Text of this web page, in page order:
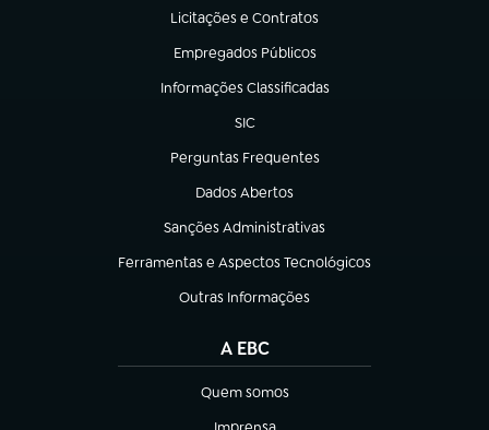
Licitações e Contratos
(abre em nova aba)
Empregados Públicos
(abre em nova aba)
Informações Classificadas
(abre em nova aba)
SIC
(abre em nova aba)
Perguntas Frequentes
(abre em nova aba)
Dados Abertos
(abre em nova aba)
Sanções Administrativas
(abre em nova aba)
Ferramentas e Aspectos Tecnológicos
(abre em nova aba)
Outras Informações
(abre em nova aba)
A EBC
Quem somos
(abre em nova aba)